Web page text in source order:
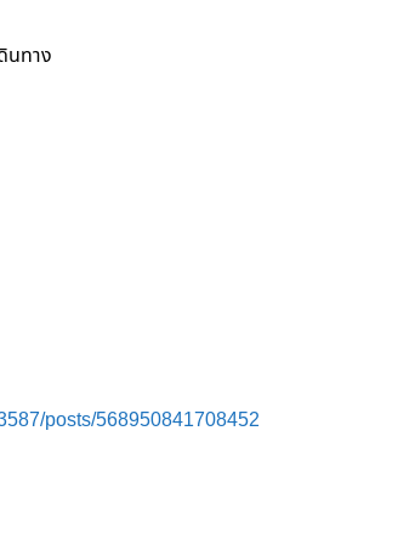
นทาง
posts/568950841708452